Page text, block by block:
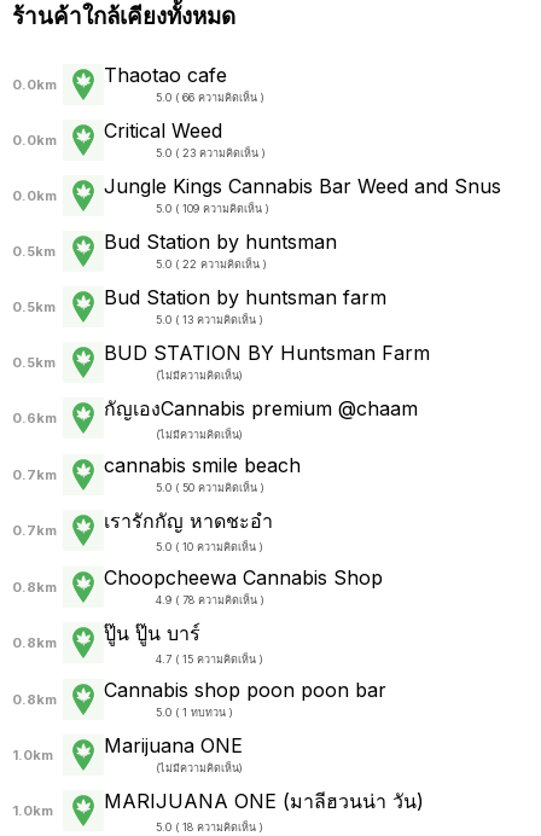
ร้านค้าใกล้เคียงทั้งหมด
0.0km Thaotao cafe
5.0 ( 66 ความคิดเห็น )
0.0km Critical Weed
5.0 ( 23 ความคิดเห็น )
0.0km Jungle Kings Cannabis Bar Weed and Snus
5.0 ( 109 ความคิดเห็น )
0.5km Bud Station by huntsman
5.0 ( 22 ความคิดเห็น )
0.5km Bud Station by huntsman farm
5.0 ( 13 ความคิดเห็น )
0.5km BUD STATION BY Huntsman Farm
(ไม่มีความคิดเห็น)
0.6km กัญเองCannabis premium @chaam
(ไม่มีความคิดเห็น)
0.7km cannabis smile beach
5.0 ( 50 ความคิดเห็น )
0.7km เรารักกัญ หาดชะอำ
5.0 ( 10 ความคิดเห็น )
0.8km Choopcheewa Cannabis Shop
4.9 ( 78 ความคิดเห็น )
0.8km ปู๊น ปู๊น บาร์
4.7 ( 15 ความคิดเห็น )
0.8km Cannabis shop poon poon bar
5.0 ( 1 ทบทวน )
1.0km Marijuana ONE
(ไม่มีความคิดเห็น)
1.0km MARIJUANA ONE (มาลีฮวนน่า วัน)
5.0 ( 18 ความคิดเห็น )